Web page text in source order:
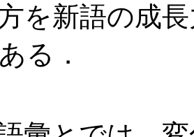
を新語の成
る．